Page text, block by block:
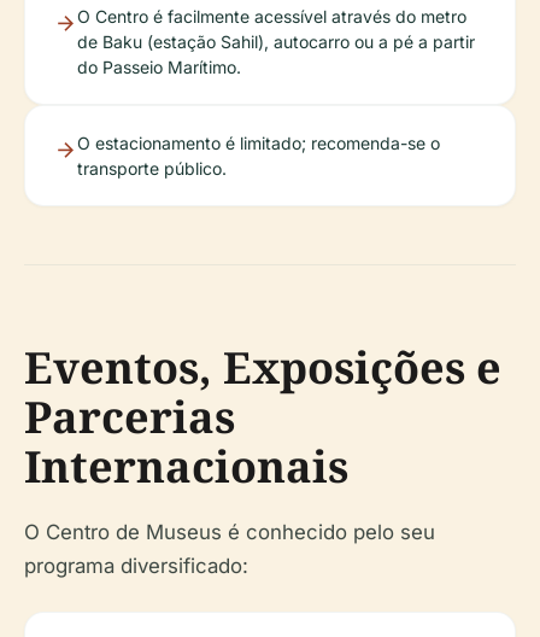
O Centro é facilmente acessível através do metro
de Baku (estação Sahil), autocarro ou a pé a partir
do Passeio Marítimo.
O estacionamento é limitado; recomenda-se o
transporte público.
Eventos, Exposições e
Parcerias
Internacionais
O Centro de Museus é conhecido pelo seu
programa diversificado: